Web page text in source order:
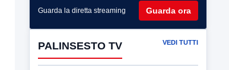
Guarda la diretta streaming Guarda ora
PALINSESTO TV VEDI TUTTI